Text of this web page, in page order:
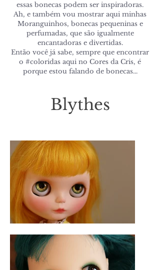
essas bonecas podem ser inspiradoras.
Ah, e também vou mostrar aqui minhas
Moranguinhos, bonecas pequeninas e
perfumadas, que são igualmente
encantadoras e divertidas.
Então você já sabe, sempre que encontrar
o #coloridas aqui no Cores da Cris, é
porque estou falando de bonecas...
Blythes